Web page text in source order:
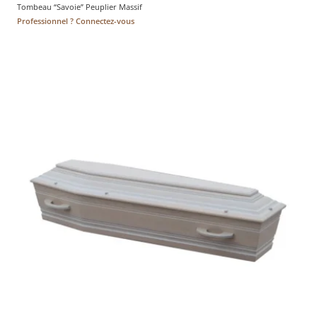
Tombeau “Savoie” Peuplier Massif
Professionnel ? Connectez-vous